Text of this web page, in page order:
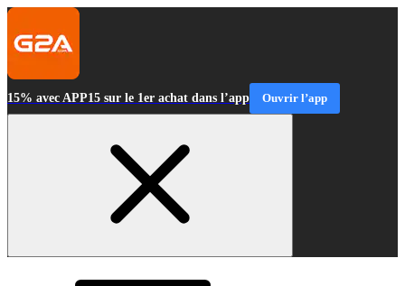
15% avec APP15 sur le 1er achat dans l’app Ouvrir l’app